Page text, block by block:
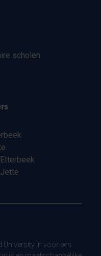
scholen
University in voor een